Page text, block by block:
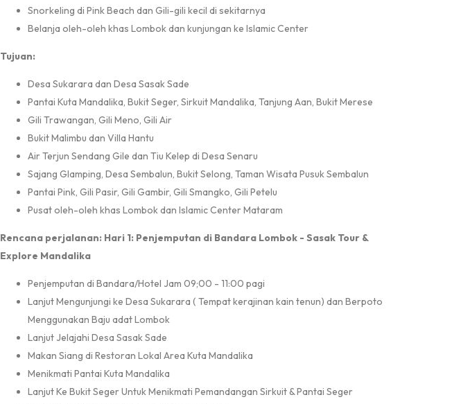
Snorkeling di Pink Beach dan Gili-gili kecil di sekitarnya
Belanja oleh-oleh khas Lombok dan kunjungan ke Islamic Center
Tujuan:
Desa Sukarara dan Desa Sasak Sade
Pantai Kuta Mandalika, Bukit Seger, Sirkuit Mandalika, Tanjung Aan, Bukit Merese
Gili Trawangan, Gili Meno, Gili Air
Bukit Malimbu dan Villa Hantu
Air Terjun Sendang Gile dan Tiu Kelep di Desa Senaru
Sajang Glamping, Desa Sembalun, Bukit Selong, Taman Wisata Pusuk Sembalun
Pantai Pink, Gili Pasir, Gili Gambir, Gili Smangko, Gili Petelu
Pusat oleh-oleh khas Lombok dan Islamic Center Mataram
Rencana perjalanan: Hari 1: Penjemputan di Bandara Lombok - Sasak Tour &
Explore Mandalika
Penjemputan di Bandara/Hotel Jam 09;00 - 11:00 pagi
Lanjut Mengunjungi ke Desa Sukarara ( Tempat kerajinan kain tenun) dan Berpoto
Menggunakan Baju adat Lombok
Lanjut Jelajahi Desa Sasak Sade
Makan Siang di Restoran Lokal Area Kuta Mandalika
Menikmati Pantai Kuta Mandalika
Lanjut Ke Bukit Seger Untuk Menikmati Pemandangan Sirkuit & Pantai Seger